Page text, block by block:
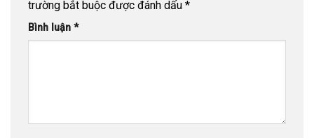
trường bắt buộc được đánh dấu *
Bình luận *